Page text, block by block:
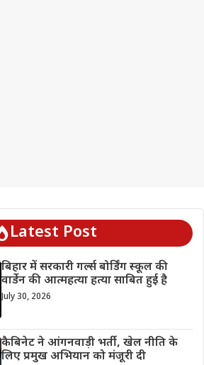
Latest Post
बिहार में सरकारी गर्ल्स बोर्डिंग स्कूल की
वार्डेन की आत्महत्या हत्या साबित हुई है
July 30, 2026
कैबिनेट ने आंगनवाड़ी भर्ती, खेल नीति के
लिए प्रमुख अभियान को मंजूरी दी